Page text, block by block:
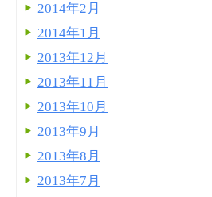
2014年2月
2014年1月
2013年12月
2013年11月
2013年10月
2013年9月
2013年8月
2013年7月